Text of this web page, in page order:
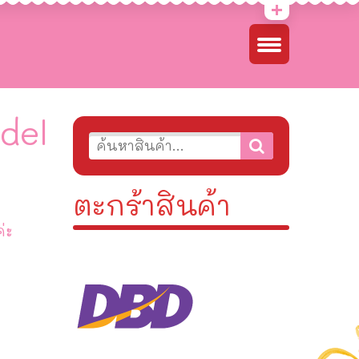
ตะกร้าสินค้า